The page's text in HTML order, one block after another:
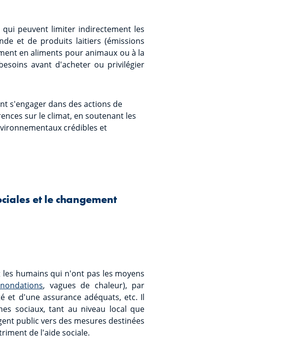
qui peuvent limiter indirectement les
et de produits laitiers (émissions
en aliments pour animaux ou à la
avant d'acheter ou privilégier
s'engager dans des actions de
sur le climat, en soutenant les
crédibles et
et le changement
humains qui n'ont pas les moyens
, vagues de chaleur), par
et d'une assurance adéquats, etc. Il
sociaux, tant au niveau local que
public vers des mesures destinées
de l'aide sociale.